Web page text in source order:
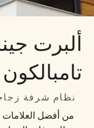
ألبرت
تامبالكون
نظام شرفة